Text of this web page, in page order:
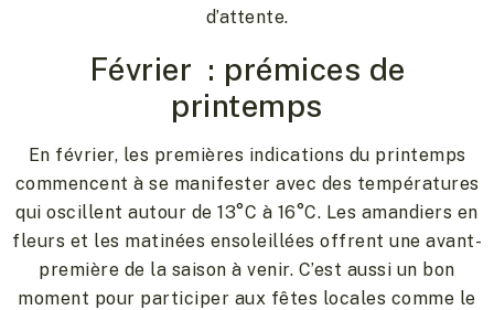
d’attente.
Février : prémices de
printemps
En février, les premières indications du printemps
commencent à se manifester avec des températures
qui oscillent autour de 13°C à 16°C. Les amandiers en
fleurs et les matinées ensoleillées offrent une avant-
première de la saison à venir. C’est aussi un bon
moment pour participer aux fêtes locales comme le